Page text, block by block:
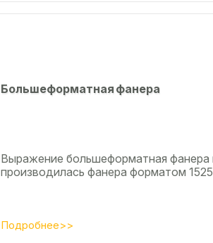
Большеформатная фанера
Выражение большеформатная фанера
производилась фанера форматом
Подробнее>>